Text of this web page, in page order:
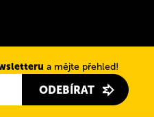
a mějte přehled!
ODEBÍRAT